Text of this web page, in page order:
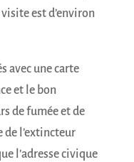
visite est d’environ
avec une carte
et le bon
de fumée et de
de l’extincteur
l’adresse civique